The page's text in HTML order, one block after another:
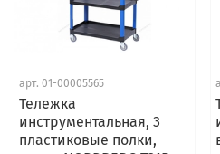
арт. 01-00005565
Тележка
инструментальная, 3
пластиковые полки,